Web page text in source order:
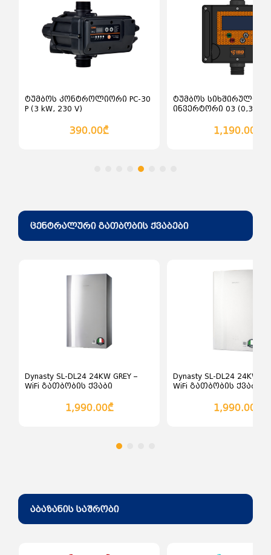
ცირკული ხერხი
სხვადასხვა ელექტრო ინსტრუმენტები
ძაბვის ჩამრთველები და
ღილაკები ინდუსტრიული
ჩამრთველ გამომრთველები
ძაბვის მცველები
დროსელი ელექტრონული
როზეტი (შტეფცელი)
როზეტები და ჩამრთველები
დროსელი ელექტრო
ტუმბოს კონტროლიორი PC-30
P (3 kW, 230 V)
390.00₾
ტუმბოს სიხშირული
ინვერტორი 03 (0,37kW
1,190.00₾
ცენტრალური გათბობის ქვაბები
Dynasty SL-DL24 24KW GREY –
WiFi გათბობის ქვაბი
ნაცრისფერი1,990.00₾
Dynasty SL-DL24 24KW
WiFi გათბობის ქვაბი
1,990.00₾
აბაზანის საშრობი